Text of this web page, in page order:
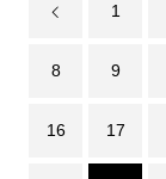
1
8 9
16 17